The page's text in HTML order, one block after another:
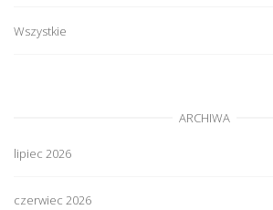
Wszystkie
ARCHIWA
lipiec 2026
czerwiec 2026